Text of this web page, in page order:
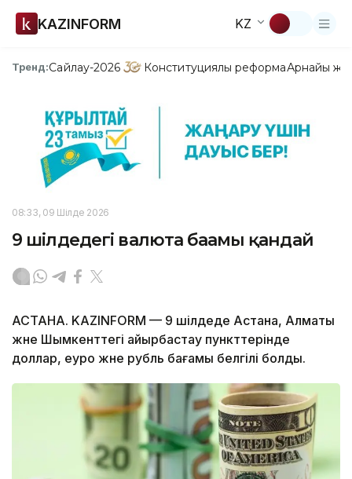
KAZINFORM KZ
Тренд:Сайлау-2026 Конституциялық реформаАрнайы
08:33, 09 Шілде 2026
9 шілдедегі валюта бағамы қандай
АСТАНА. KAZINFORM — 9 шілдеде Астана, Алматы
және Шымкенттегі айырбастау пункттерінде
доллар, еуро және рубль бағамы белгілі болды.